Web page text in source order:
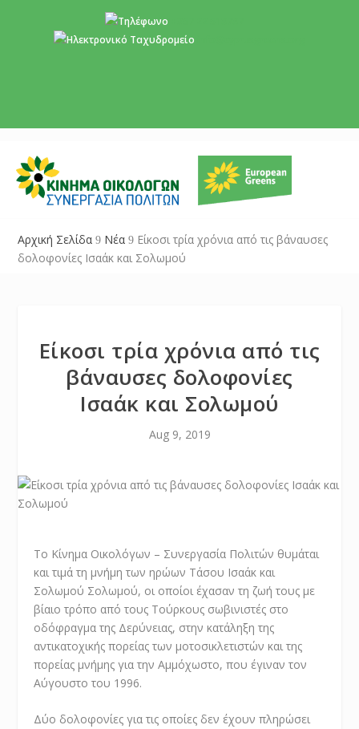
Αρχική Σελίδα 9 Νέα 9 Είκοσι τρία χρόνια από τις βάναυσες
δολοφονίες Ισαάκ και Σολωμού
Είκοσι τρία χρόνια από τις
βάναυσες δολοφονίες
Ισαάκ και Σολωμού
Aug 9, 2019
Το Κίνημα Οικολόγων – Συνεργασία Πολιτών θυμάται
και τιμά τη μνήμη των ηρώων Τάσου Ισαάκ και
Σολωμού Σολωμού, οι οποίοι έχασαν τη ζωή τους με
βίαιο τρόπο από τους Τούρκους σωβινιστές στο
οδόφραγμα της Δερύνειας, στην κατάληξη της
αντικατοχικής πορείας των μοτοσικλετιστών και της
πορείας μνήμης για την Αμμόχωστο, που έγιναν τον
Αύγουστο του 1996.
Δύο δολοφονίες για τις οποίες δεν έχουν πληρώσει